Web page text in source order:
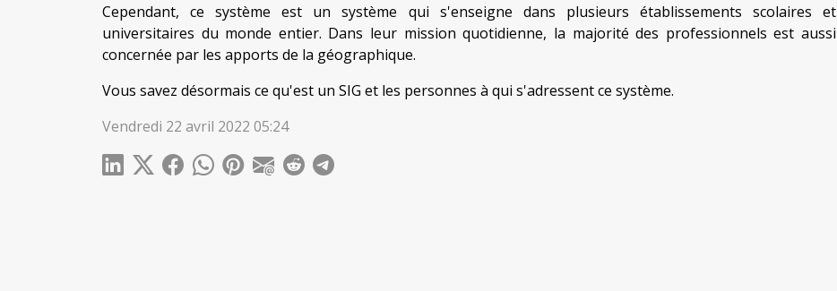
Cependant, ce système est un système qui s'enseigne dans plusieurs établissements scolaires et
universitaires du monde entier. Dans leur mission quotidienne, la majorité des professionnels est aussi
concernée par les apports de la géographique.
Vous savez désormais ce qu'est un SIG et les personnes à qui s'adressent ce système.
Vendredi 22 avril 2022 05:24